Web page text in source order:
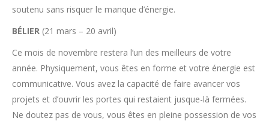
soutenu sans risquer le manque d’énergie.
BÉLIER (21 mars – 20 avril)
Ce mois de novembre restera l’un des meilleurs de votre
année. Physiquement, vous êtes en forme et votre énergie est
communicative. Vous avez la capacité de faire avancer vos
projets et d’ouvrir les portes qui restaient jusque-là fermées.
Ne doutez pas de vous, vous êtes en pleine possession de vos